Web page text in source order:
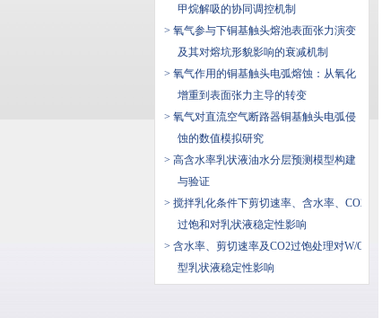
甲烷解吸的协同调控机制
> 氧气参与下铜基触头熔池表面张力演变
及其对熔坑形貌影响的衰减机制
> 氧气作用的铜基触头电弧熔蚀：从氧化
增重到表面张力主导的转变
> 氧气对直流空气断路器铜基触头电弧侵
蚀的数值模拟研究
> 高含水率乳状液油水分层预测模型构建
与验证
> 搅拌乳化条件下剪切速率、含水率、CO2
过饱和对乳状液稳定性影响
> 含水率、剪切速率及CO2过饱处理对W/O
型乳状液稳定性影响